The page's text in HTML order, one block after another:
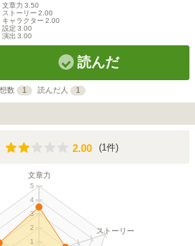
文章力 3.50
ストーリー 2.00
キャラクター 2.00
設定 3.00
演出 3.00
読んだ
数 1 読んだ人 1
2.00
2.00 (1件)
文章力
ストーリー
1
2
3
4
5